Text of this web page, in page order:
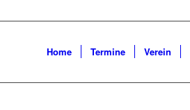
Home Termine Verein